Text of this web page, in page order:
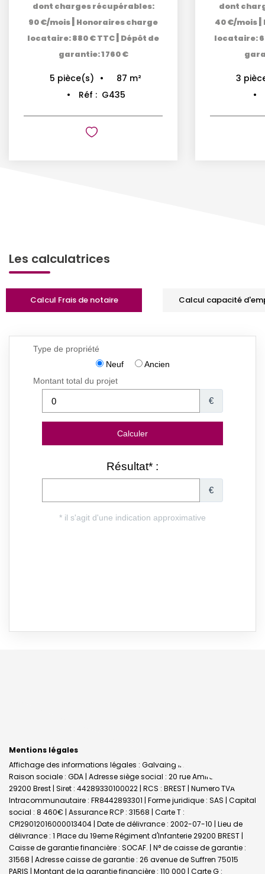
dont charges récupérables:
90 €/mois| Honoraires charge
locataire: 880 € TTC| Dépôt de
garantie: 1 760 €
5 pièce(s) 87 m²
Réf : G435
dont
40 €/mois|
locataire:
3
Les calculatrices
Calcul Frais de notaire Calcul capacité
Mentions légales
Affichage des informations légales : Galvaing Immobilier - Brest |
Raison sociale : GDA | Adresse siège social : 20 rue Amiral Linois -
29200 Brest | Siret : 44289330100022 | RCS : BREST | Numero TVA
Intracommunautaire : FR8442893301 | Forme juridique : SAS | Capital
social : 8 460€ | Assurance RCP : 31568 | Carte T :
CPI29012016000013404 | Date de délivrance : 2002-07-10 | Lieu de
délivrance : 1 Place du 19eme Régiment d'Infanterie 29200 BREST |
Caisse de garantie financière : SOCAF. | N° de caisse de garantie :
31568 | Adresse caisse de garantie : 26 avenue de Suffren 75015
PARIS | Montant de la garantie financière : 110 000 | Carte G :